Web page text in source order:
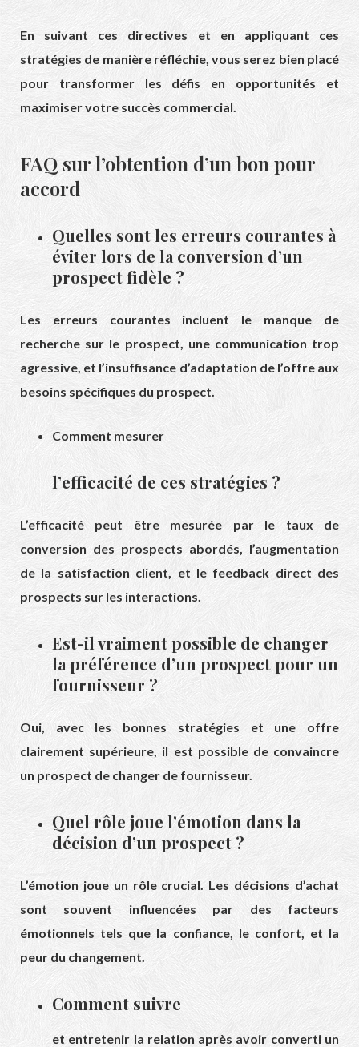
En suivant ces directives et en appliquant ces
stratégies de manière réfléchie, vous serez bien placé
pour transformer les défis en opportunités et
maximiser votre succès commercial.
FAQ sur l’obtention d’un bon pour
accord
Quelles sont les erreurs courantes à
éviter lors de la conversion d’un
prospect fidèle ?
Les erreurs courantes incluent le manque de
recherche sur le prospect, une communication trop
agressive, et l’insuffisance d’adaptation de l’offre aux
besoins spécifiques du prospect.
Comment mesurer
l’efficacité de ces stratégies ?
L’efficacité peut être mesurée par le taux de
conversion des prospects abordés, l’augmentation
de la satisfaction client, et le feedback direct des
prospects sur les interactions.
Est-il vraiment possible de changer
la préférence d’un prospect pour un
fournisseur ?
Oui, avec les bonnes stratégies et une offre
clairement supérieure, il est possible de convaincre
un prospect de changer de fournisseur.
Quel rôle joue l’émotion dans la
décision d’un prospect ?
L’émotion joue un rôle crucial. Les décisions d’achat
sont souvent influencées par des facteurs
émotionnels tels que la confiance, le confort, et la
peur du changement.
Comment suivre
et entretenir la relation après avoir converti un